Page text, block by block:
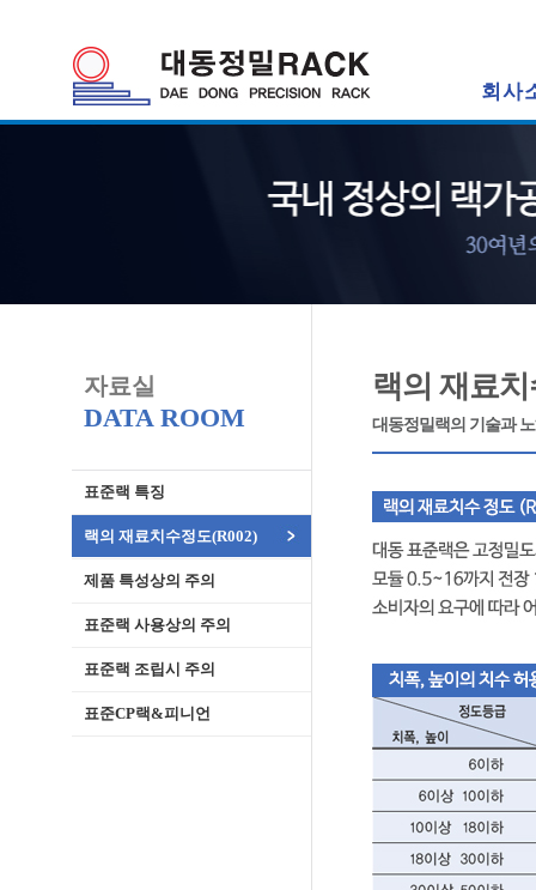
회사
자료실
DATA ROOM
표준랙 특징
랙의 재료치수정도(R002)
제품 특성상의 주의
표준랙 사용상의 주의
표준랙 조립시 주의
표준CP랙&피니언
랙의 재료
대동정밀랙의 기술과